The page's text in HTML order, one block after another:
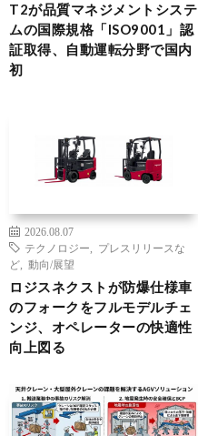
T2が品質マネジメントシステ
ムの国際規格「ISO9001」認
証取得、自動運転分野で国内
初
2026.08.07
テクノロジー
プレスリリースな
ど
動向/展望
ロジスネクストが防爆仕様車
のフォークをフルモデルチェ
ンジ、オペレーターの快適性
向上図る